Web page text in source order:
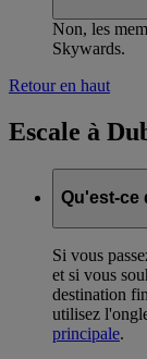
Non, les
Skywards.
Retour en haut
Escale à
Qu'est-ce
Si vous
et si vous
destination
utilisez
principale.